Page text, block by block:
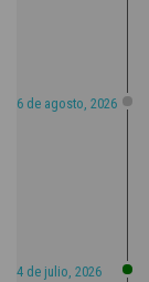
6 de agosto, 2026
4 de julio, 2026